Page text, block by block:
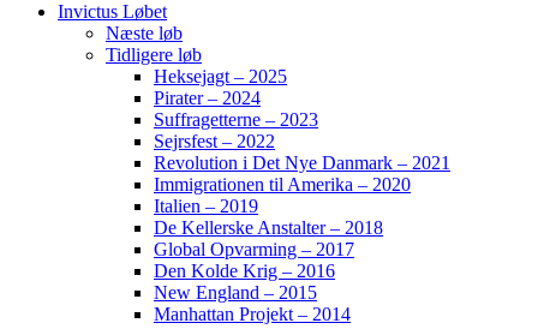
Invictus Løbet
Næste løb
Tidligere løb
Heksejagt – 2025
Pirater – 2024
Suffragetterne – 2023
Sejrsfest – 2022
Revolution i Det Nye Danmark – 2021
Immigrationen til Amerika – 2020
Italien – 2019
De Kellerske Anstalter – 2018
Global Opvarming – 2017
Den Kolde Krig – 2016
New England – 2015
Manhattan Projekt – 2014